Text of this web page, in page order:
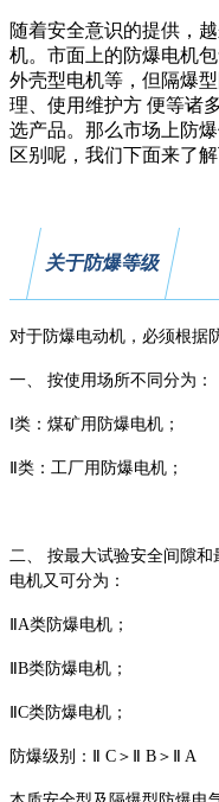
随着安全意识的提供，
机。市面上的防爆电机
外壳型电机等，但隔爆
理、使用维护方 便等诸
选产品。那么市场上防
区别呢，我们下面来了
关于防爆等级
对于防爆电动机，必须根据
一、 按使用场所不同分为：
Ⅰ类：煤矿用防爆电机；
Ⅱ类：工厂用防爆电机；
二、 按最大试验安全间隙和
电机又可分为：
ⅡA类防爆电机；
ⅡB类防爆电机；
ⅡC类防爆电机；
防爆级别： Ⅱ C＞Ⅱ B＞Ⅱ A